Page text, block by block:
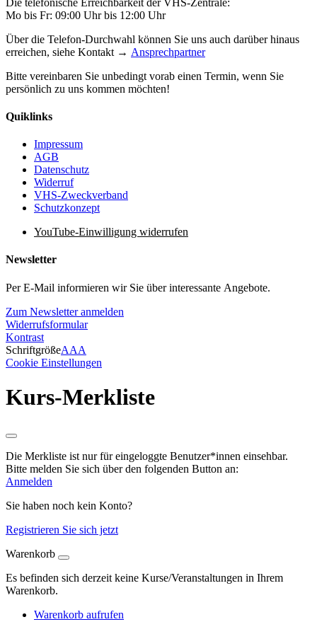
Mo bis Fr: 09:00 Uhr bis 12:00 Uhr
Über die Telefon-Durchwahl können Sie uns auch darüber hinaus
erreichen, siehe Kontakt → Ansprechpartner
Bitte vereinbaren Sie unbedingt vorab einen Termin, wenn Sie
persönlich zu uns kommen möchten!
Quiklinks
Impressum
AGB
Datenschutz
Widerruf
VHS-Zweckverband
Schutzkonzept
YouTube-Einwilligung widerrufen
Newsletter
Per E-Mail informieren wir Sie über interessante Angebote.
Zum Newsletter anmelden
Widerrufsformular
Kontrast
SchriftgrößeAAA
Cookie Einstellungen
Kurs-Merkliste
Die Merkliste ist nur für eingeloggte Benutzer*innen einsehbar.
Bitte melden Sie sich über den folgenden Button an:
Anmelden
Sie haben noch kein Konto?
Registrieren Sie sich jetzt
Warenkorb
Es befinden sich derzeit keine Kurse/Veranstaltungen in Ihrem
Warenkorb.
Warenkorb aufrufen